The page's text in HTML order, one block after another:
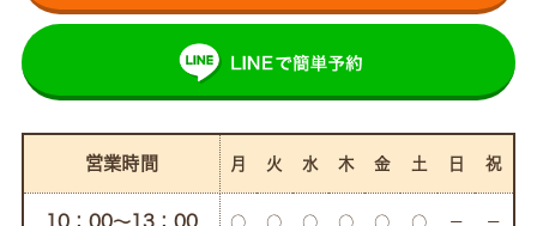
営業時間 月 火 水 木 金 土 日 祝
10：00〜13：00 ○ ○ ○ ○ ○ ○ － －